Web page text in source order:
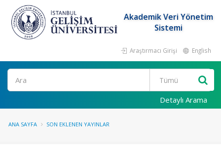
Akademik Veri Yönetim
Sistemi
Araştırmacı Girişi English
Ara
Detaylı Arama
ANA SAYFA SON EKLENEN YAYINLAR